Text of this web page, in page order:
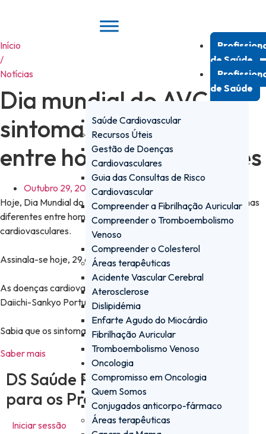
conteúdo
de Saúde
de Saúde
Saúde Cardiovascular
Recursos Úteis
Gestão de Doenças
Cardiovasculares
Guia das Consultas de Risco
Cardiovascular
Compreender a Fibrilhação Auricular
Compreender o Tromboembolismo
Venoso
Compreender o Colesterol
Áreas terapêuticas
Acidente Vascular Cerebral
Aterosclerose
Dislipidémia
Enfarte Agudo do Miocárdio
Fibrilhação Auricular
Tromboembolismo Venoso
Oncologia
Compromisso em Oncologia
Quem Somos
Conjugados anticorpo-fármaco
Áreas terapêuticas
Início
/
Notícias
Dia mundial do AVC –
sintomas diferentes
entre homens e mulheres
Outubro 29, 2024
Hoje, Dia Mundial do AVC, Daiichi-Sankyo alerta sobre sintomas
diferentes entre homens e mulheres nas doenças
cardiovasculares.
Assinala-se hoje, 29 de outubro, o Dia Mundial do AVC. ​
As doenças cardiovasculares são uma das áreas de foco da
Daiichi-Sankyo Portugal, na qual o AVC se insere.​
Sabia que os sintomas diferem entre homens e mulheres? ​
Saber mais
DS Saúde PRO - a plataforma
para os Profissionais de Saúde
Iniciar sessão